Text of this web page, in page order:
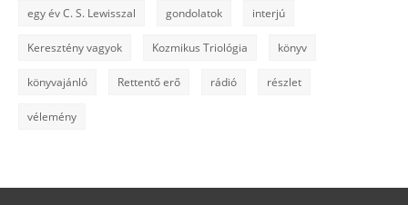
egy év C. S. Lewisszal gondolatok interjú
Keresztény vagyok Kozmikus Triológia könyv
könyvajánló Rettentő erő rádió részlet
vélemény